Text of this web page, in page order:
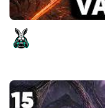
Пепельные